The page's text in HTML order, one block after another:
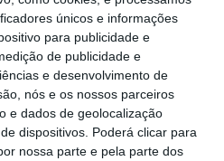
únicos e informações
para publicidade e
de publicidade e
e desenvolvimento de
nós e os nossos parceiros
e dados de geolocalização
dispositivos. Poderá clicar para
nossa parte e pela parte dos
é a quemais tem
– em oposição ao
no seu potencial
com as marcas. A
de se terjuntado à Pepsi